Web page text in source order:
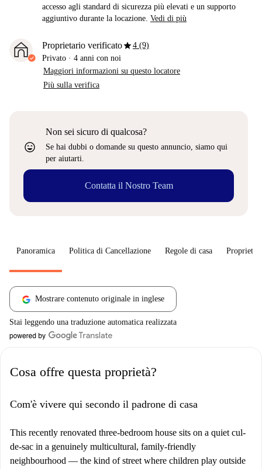
accesso agli standard di sicurezza più elevati e un supporto
aggiuntivo durante la locazione. Vedi di più
Proprietario verificatostar4 (9)
Privato · 4 anni con noi
Maggiori informazioni su questo locatore
Più sulla verifica
sentiment_very_satisfied
Non sei sicuro di qualcosa?
Se hai dubbi o domande su questo annuncio, siamo qui
per aiutarti.
Contatta il Nostro Team
Panoramica Politica di Cancellazione Regole di casa
Mostrare contenuto originale in inglese
Stai leggendo una traduzione automatica realizzata
Cosa offre questa proprietà?
Com'è vivere qui secondo il padrone di casa
This recently renovated three-bedroom house sits on a quiet cul-
de-sac in a genuinely multicultural, family-friendly
neighbourhood — the kind of street where children play outside